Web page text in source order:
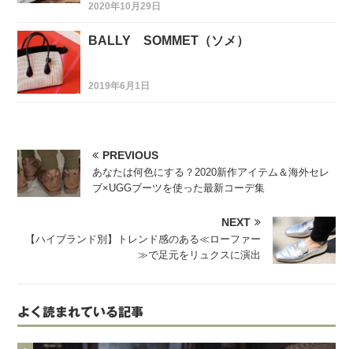
2020年10月29日
BALLY SOMMET（ソメ）
2019年6月1日
PREVIOUS
あなたは何色にする？2020新作アイテム＆海外セレ
ブ×UGGブーツを使った最新コーデ集
NEXT
【ハイブランド別】トレンド感のある≪ローファー
≫で足元をリュクスに演出
よく読まれている記事